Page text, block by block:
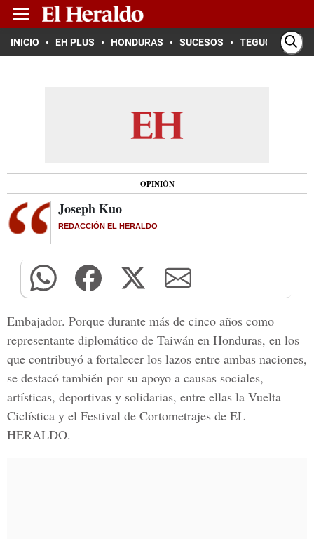
INICIO EH PLUS HONDURAS SUCESOS TEGUCIGALPA
OPINIÓN
Joseph Kuo
REDACCIÓN EL HERALDO
Embajador. Porque durante más de cinco años como
representante diplomático de Taiwán en Honduras, en los
que contribuyó a fortalecer los lazos entre ambas naciones,
se destacó también por su apoyo a causas sociales,
artísticas, deportivas y solidarias, entre ellas la Vuelta
Ciclística y el Festival de Cortometrajes de EL
HERALDO.